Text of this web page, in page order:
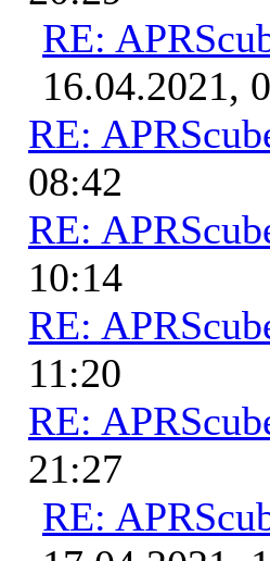
RE:
16.04.2021,
RE:
08:42
RE:
10:14
RE:
11:20
RE:
21:27
RE: